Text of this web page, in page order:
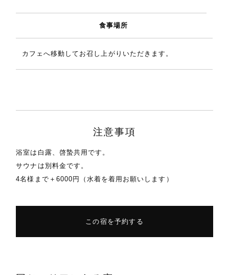
食事場所
カフェへ移動してお召し上がりいただきます。
注意事項
浴室は白露、啓蟄共用です。
サウナは別料金です。
4名様まで＋6000円（水着を着用お願いします）
この宿を予約する